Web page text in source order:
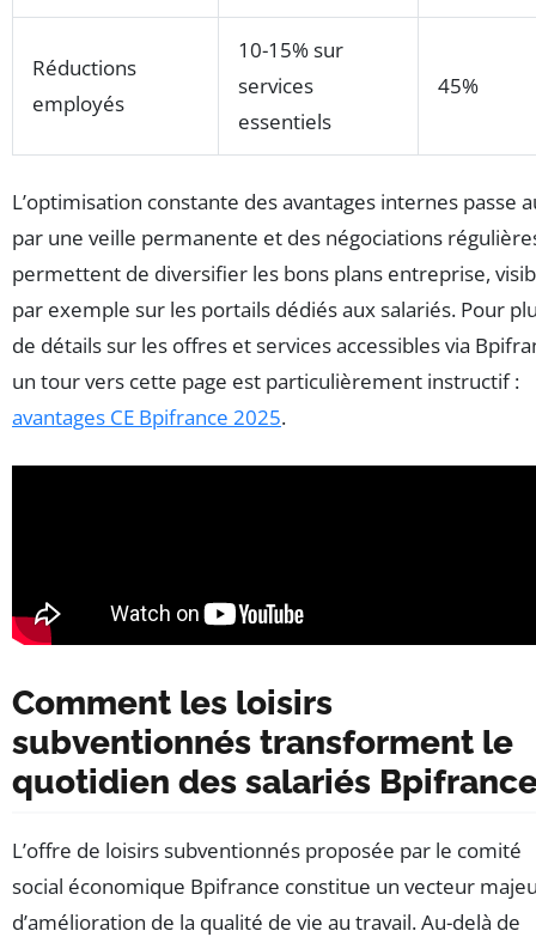
Réductions
employés
10-15% sur
services
essentiels
45%
L’optimisation constante des avantages internes passe
par une veille permanente et des négociations
permettent de diversifier les bons plans entreprise,
par exemple sur les portails dédiés aux salariés. Pour
de détails sur les offres et services accessibles via
un tour vers cette page est particulièrement instructif :
avantages CE Bpifrance 2025.
Comment les loisirs
subventionnés transforment le
quotidien des salariés
L’offre de loisirs subventionnés proposée par le comité
social économique Bpifrance constitue un vecteur
d’amélioration de la qualité de vie au travail. Au-delà de